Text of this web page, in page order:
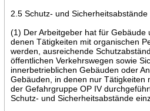
2.5 Schutz- und Sicherheitsabstände
(1) Der Arbeitgeber hat für
denen Tätigkeiten mit organischen
werden, ausreichende
öffentlichen Verkehrswegen sowie
innerbetrieblichen Gebäuden oder
Gebäuden, in denen nur Tätigkeiten
der Gefahrgruppe OP IV
Schutz- und Sicherheitsabstände